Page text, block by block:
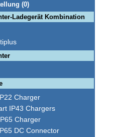
(0)
Ladegerät Kombination
Charger
IP43 Chargers
Charger
DC Connector